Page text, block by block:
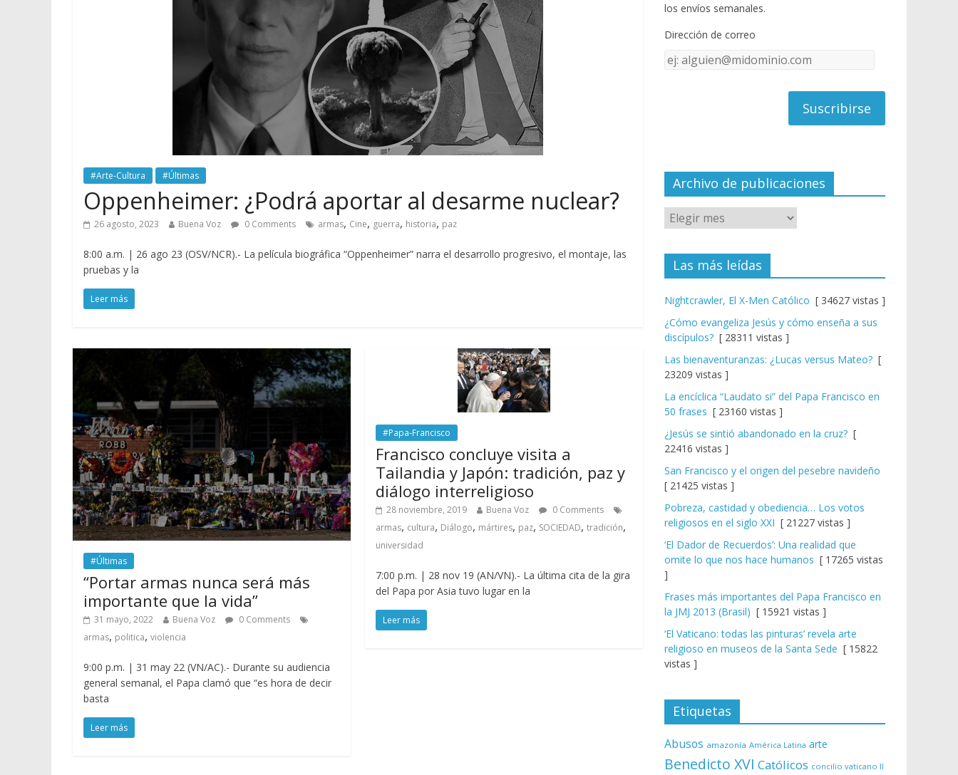
#Arte-Cultura #Últimas
Oppenheimer: ¿Podrá aportar al desarme nuclear?
26 agosto, 2023 Buena Voz 0 Comments armas, Cine, guerra, historia, paz
8:00 a.m. | 26 ago 23 (OSV/NCR).- La película biográfica “Oppenheimer” narra el desarrollo progresivo, el montaje, las
pruebas y la
Leer más
#Últimas
“Portar armas nunca será más
importante que la vida”
31 mayo, 2022 Buena Voz
0 Comments
armas, politica, violencia
9:00 p.m. | 31 may 22 (VN/AC).- Durante su audiencia
general semanal, el Papa clamó que “es hora de decir
basta
Leer más
#Papa-Francisco
Francisco concluye visita a
Tailandia y Japón: tradición, paz y
diálogo interreligioso
28 noviembre, 2019 Buena Voz
0 Comments
armas, cultura, Diálogo, mártires, paz, SOCIEDAD,tradición,
universidad
7:00 p.m. | 28 nov 19 (AN/VN).- La última cita de la gira
del Papa por Asia tuvo lugar en la
Leer más
o
k e
C
el
los envíos semanales.
Dirección de correo
Dirección
Archivo de publicaciones
Las más leídas
Nightcrawler, El X-Men Católico [ 34627 vistas ]
¿Cómo evangeliza Jesús y cómo enseña a sus
discípulos? [ 28311 vistas ]
Las bienaventuranzas: ¿Lucas versus Mateo? [
23209 vistas ]
La encíclica “Laudato si” del Papa Francisco en
50 frases [ 23160 vistas ]
¿Jesús se sintió abandonado en la cruz? [
22416 vistas ]
San Francisco y el origen del pesebre navideño
[ 21425 vistas ]
Pobreza, castidad y obediencia… Los votos
religiosos en el siglo XXI [ 21227 vistas ]
‘El Dador de Recuerdos’: Una realidad que
omite lo que nos hace humanos [ 17265 vistas
]
Frases más importantes del Papa Francisco en
la JMJ 2013 (Brasil) [ 15921 vistas ]
‘El Vaticano: todas las pinturas’ revela arte
religioso en museos de la Santa Sede [ 15822
vistas ]
Etiquetas
Abusos amazonía América Latina arte
Benedicto XVI Católicos concilio vaticano II